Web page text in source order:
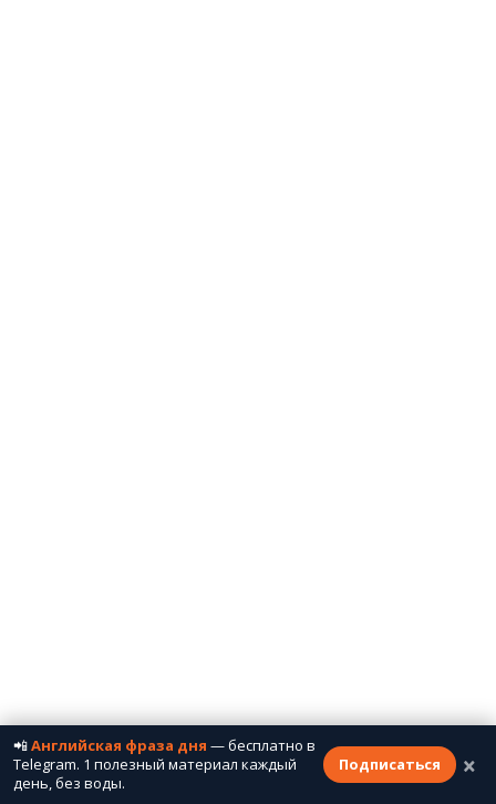
📲Английская фраза дня — бесплатно в
Telegram. 1 полезный материал каждый
день, без воды.
Подписаться ×